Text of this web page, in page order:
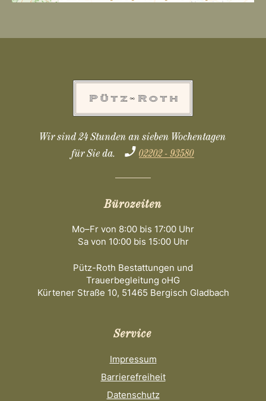
Wir sind 24 Stunden an sieben Wochentagen
für Sie da.
02202 - 93580
Bürozeiten
Mo–Fr von 8:00 bis 17:00 Uhr
Sa von 10:00 bis 15:00 Uhr
Pütz-Roth Bestattungen und
Trauerbegleitung oHG
Kürtener Straße 10, 51465 Bergisch Gladbach
Service
Impressum
Barrierefreiheit
Datenschutz